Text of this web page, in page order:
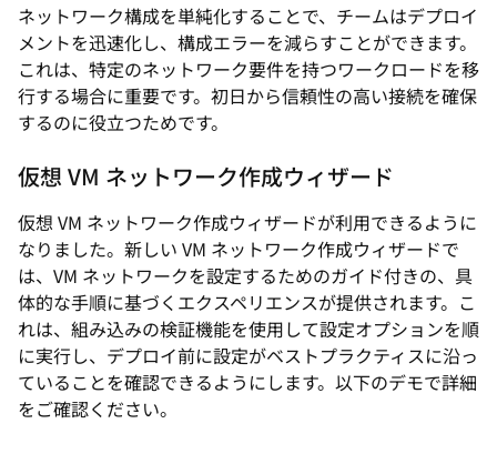
ネットワーク構成を単純化することで、チームはデプロイ
メントを迅速化し、構成エラーを減らすことができます。
これは、特定のネットワーク要件を持つワークロードを移
行する場合に重要です。初日から信頼性の高い接続を確保
するのに役立つためです。
仮想 VM ネットワーク作成ウィザード
仮想 VM ネットワーク作成ウィザードが利用できるように
なりました。新しい VM ネットワーク作成ウィザードで
は、VM ネットワークを設定するためのガイド付きの、具
体的な手順に基づくエクスペリエンスが提供されます。こ
れは、組み込みの検証機能を使用して設定オプションを順
に実行し、デプロイ前に設定がベストプラクティスに沿っ
ていることを確認できるようにします。以下のデモで詳細
をご確認ください。